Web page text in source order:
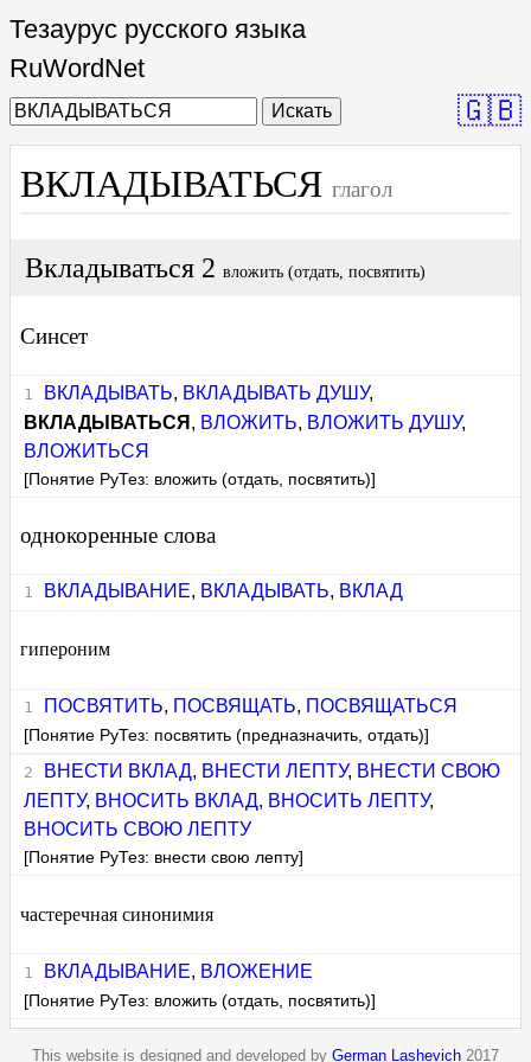
Тезаурус русского языка
RuWordNet
Искать 🇬🇧
ВКЛАДЫВАТЬСЯ глагол
Вкладываться 2 вложить (отдать, посвятить)
Синсет
ВКЛАДЫВАТЬ, ВКЛАДЫВАТЬ ДУШУ,
ВКЛАДЫВАТЬСЯ , ВЛОЖИТЬ, ВЛОЖИТЬ ДУШУ,
ВЛОЖИТЬСЯ
[Понятие РуТез: вложить (отдать, посвятить)]
однокоренные слова
ВКЛАДЫВАНИЕ, ВКЛАДЫВАТЬ, ВКЛАД
гипероним
ПОСВЯТИТЬ, ПОСВЯЩАТЬ, ПОСВЯЩАТЬСЯ
[Понятие РуТез: посвятить (предназначить, отдать)]
ВНЕСТИ ВКЛАД, ВНЕСТИ ЛЕПТУ, ВНЕСТИ СВОЮ
ЛЕПТУ, ВНОСИТЬ ВКЛАД, ВНОСИТЬ ЛЕПТУ,
ВНОСИТЬ СВОЮ ЛЕПТУ
[Понятие РуТез: внести свою лепту]
частеречная синонимия
ВКЛАДЫВАНИЕ, ВЛОЖЕНИЕ
[Понятие РуТез: вложить (отдать, посвятить)]
This website is designed and developed by German Lashevich 2017